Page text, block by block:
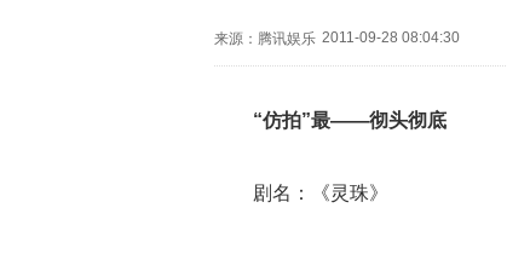
来源：腾讯娱乐 2011-09-28 08:04:30
“仿拍”最——彻头彻底
剧名：《灵珠》